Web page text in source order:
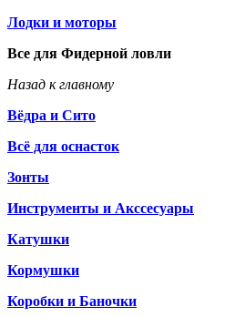
Лодки и моторы
Все для Фидерной ловли
Назад к главному
Вёдра и Сито
Всё для оснасток
Зонты
Инструменты и Акссесуары
Катушки
Кормушки
Коробки и Баночки